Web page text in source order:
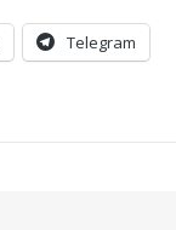
Telegram